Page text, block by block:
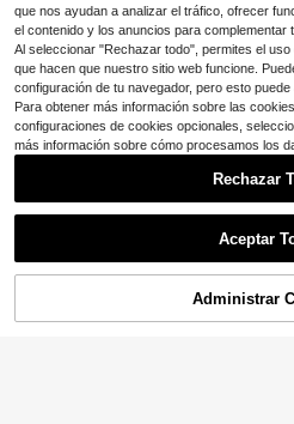
Lo sentimos, este
que nos ayudan a analizar el tráfico, ofrecer
el contenido y los anuncios para complementar
Al seleccionar "Rechazar todo", permites el
que hacen que nuestro sitio web funcione.
configuración de tu navegador, pero esto
Para obtener más información sobre las
configuraciones de cookies opcionales,
más información sobre cómo procesamos los
Rechazar
Aceptar
Administrar